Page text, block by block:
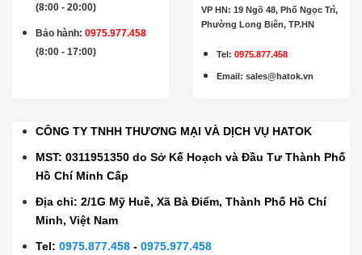
(8:00 - 20:00)
Bảo hành:0975.977.458
(8:00 - 17:00)
VP HN: 19 Ngõ 48, Phố Ngọc Trì,
Phường Long Biên, TP.HN
Tel: 0975.877.458
Email:sales@hatok.vn
CÔNG TY TNHH THƯƠNG MẠI VÀ DỊCH VỤ HATOK
MST: 0311951350 do Sở Kế Hoạch và Đầu Tư Thành Phố
Hồ Chí Minh Cấp
Địa chỉ: 2/1G Mỹ Huề, Xã Bà Điểm, Thành Phố Hồ Chí
Minh, Việt Nam
Tel:0975.877.458 -0975.977.458